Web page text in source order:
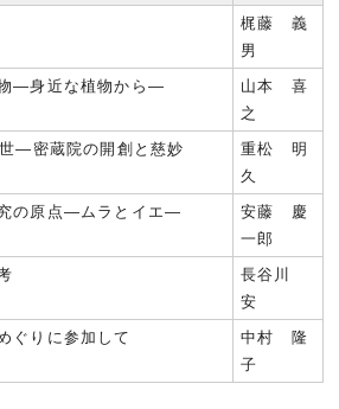
梶藤 義
男
―身近な植物から―
山本 喜
之
―密蔵院の開創と慈妙
重松 明
久
の原点―ムラとイエ―
安藤 慶
一郎
長谷川
安
ぐりに参加して
中村 隆
子